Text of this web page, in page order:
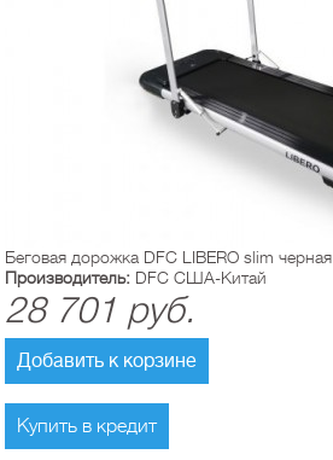
Беговая дорожка DFC LIBERO slim
Производитель: DFС США-Китай
28 701 руб.
Добавить к корзине
Купить в кредит